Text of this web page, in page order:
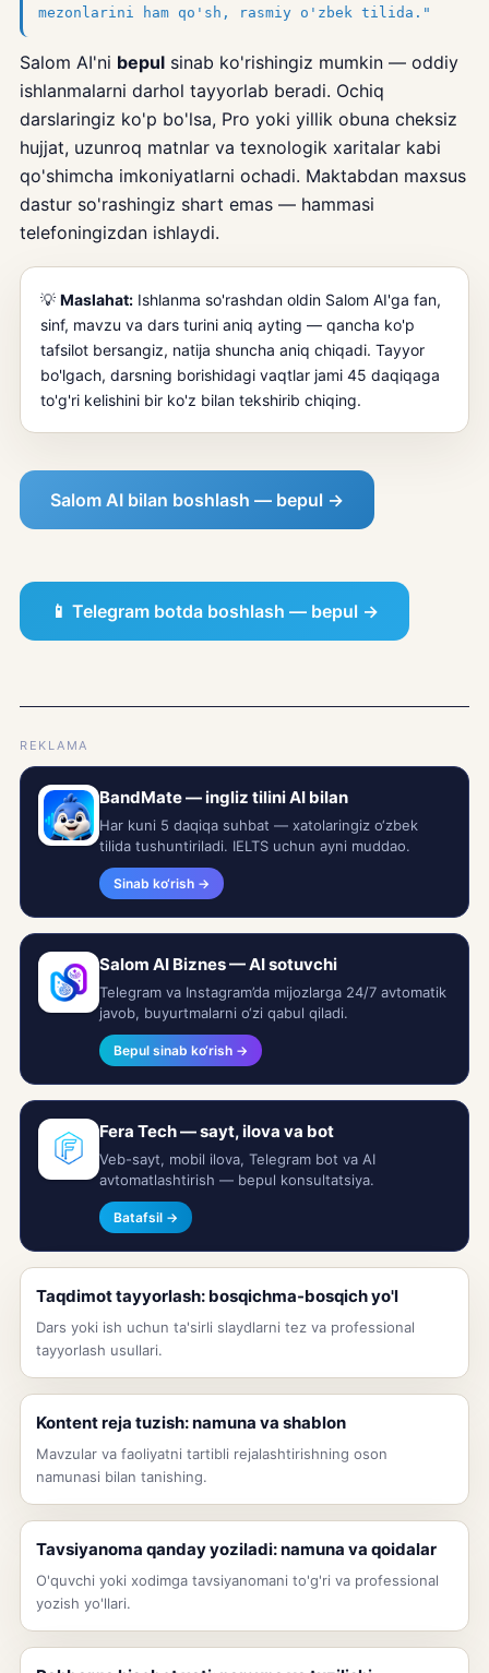
mezonlarini ham qo'sh, rasmiy o'zbek tilida."
Salom AI'ni bepul sinab ko'rishingiz mumkin — oddiy
ishlanmalarni darhol tayyorlab beradi. Ochiq
darslaringiz ko'p bo'lsa, Pro yoki yillik obuna cheksiz
hujjat, uzunroq matnlar va texnologik xaritalar kabi
qo'shimcha imkoniyatlarni ochadi. Maktabdan maxsus
dastur so'rashingiz shart emas — hammasi
telefoningizdan ishlaydi.
💡 Maslahat: Ishlanma so'rashdan oldin Salom AI'ga fan,
sinf, mavzu va dars turini aniq ayting — qancha ko'p
tafsilot bersangiz, natija shuncha aniq chiqadi. Tayyor
bo'lgach, darsning borishidagi vaqtlar jami 45 daqiqaga
to'g'ri kelishini bir ko'z bilan tekshirib chiqing.
Salom AI bilan boshlash — bepul →
📱 Telegram botda boshlash — bepul →
REKLAMA
BandMate — ingliz tilini AI bilan
Har kuni 5 daqiqa suhbat — xatolaringiz o‘zbek
tilida tushuntiriladi. IELTS uchun ayni muddao.
Sinab ko‘rish →
Salom AI Biznes — AI sotuvchi
Telegram va Instagram’da mijozlarga 24/7 avtomatik
javob, buyurtmalarni o‘zi qabul qiladi.
Bepul sinab ko‘rish →
Fera Tech — sayt, ilova va bot
Veb-sayt, mobil ilova, Telegram bot va AI
avtomatlashtirish — bepul konsultatsiya.
Batafsil →
Taqdimot tayyorlash: bosqichma-bosqich yo'l
Dars yoki ish uchun ta'sirli slaydlarni tez va professional
tayyorlash usullari.
Kontent reja tuzish: namuna va shablon
Mavzular va faoliyatni tartibli rejalashtirishning oson
namunasi bilan tanishing.
Tavsiyanoma qanday yoziladi: namuna va qoidalar
O'quvchi yoki xodimga tavsiyanomani to'g'ri va professional
yozish yo'llari.